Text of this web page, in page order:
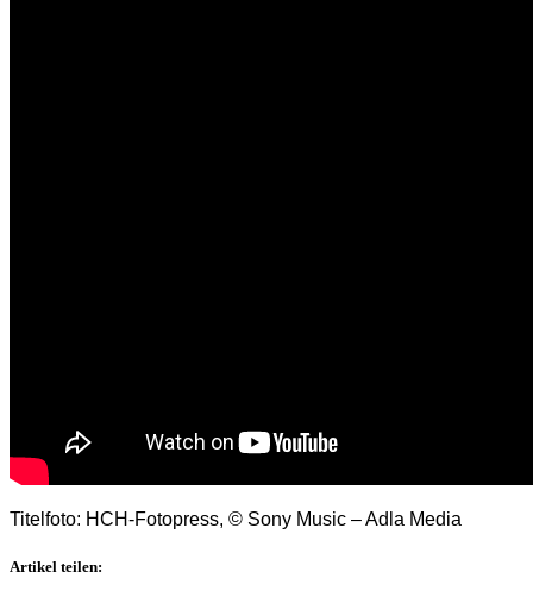
Titelfoto: HCH-Fotopress, © Sony Music – Adla Media
Artikel teilen: